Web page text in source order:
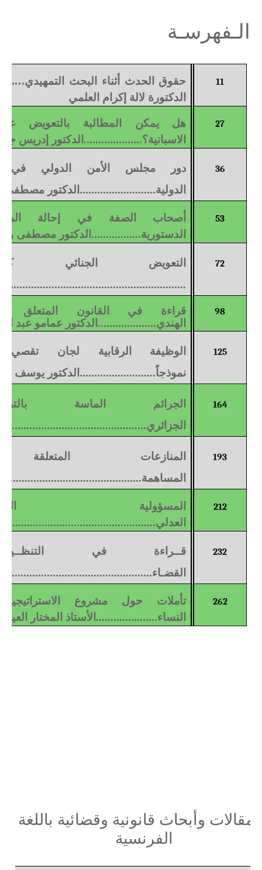
الـفهرسـة
11 حقوق الحدث أثناء البحث التمهيدي
الدكتورة لالة إكرام العلمي
27
هل يمكن المطالبة بالتعويض
الاسبانية؟....................الدكتور إدريس
36
دور مجلس الأمن الدولي في
الدولية..........................الدكتور مصطفى
53
أصحاب الصفة في إحالة
الدستورية.................الدكتور مصطفى
72
التعويض الجنائي
98
قراءة في القانون المتعلق
الهندي....................الدكتور عمامو عبد
125
نموذجاً..........................الدكتور يوسف بن
164
الجرائم الماسة
193
المنازعات
المساهمة
212
المسؤولية
232
قــراءة في
262
تأملات حول مشروع
النساء.....................الأستاذ المختار
مقالات وأبحاث قانونية وقضائية باللغة
الفرنسية